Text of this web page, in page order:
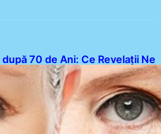
70 de Ani: Ce Revelații Ne